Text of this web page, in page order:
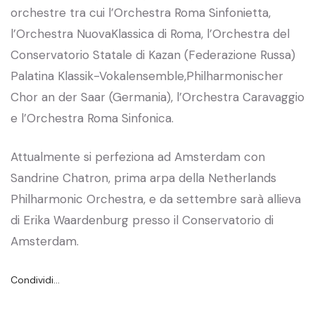
orchestre tra cui l’Orchestra Roma Sinfonietta,
l’Orchestra NuovaKlassica di Roma, l’Orchestra del
Conservatorio Statale di Kazan (Federazione Russa)
Palatina Klassik-Vokalensemble,Philharmonischer
Chor an der Saar (Germania), l’Orchestra Caravaggio
e l’Orchestra Roma Sinfonica.
Attualmente si perfeziona ad Amsterdam con
Sandrine Chatron, prima arpa della Netherlands
Philharmonic Orchestra, e da settembre sarà allieva
di Erika Waardenburg presso il Conservatorio di
Amsterdam.
Condividi…